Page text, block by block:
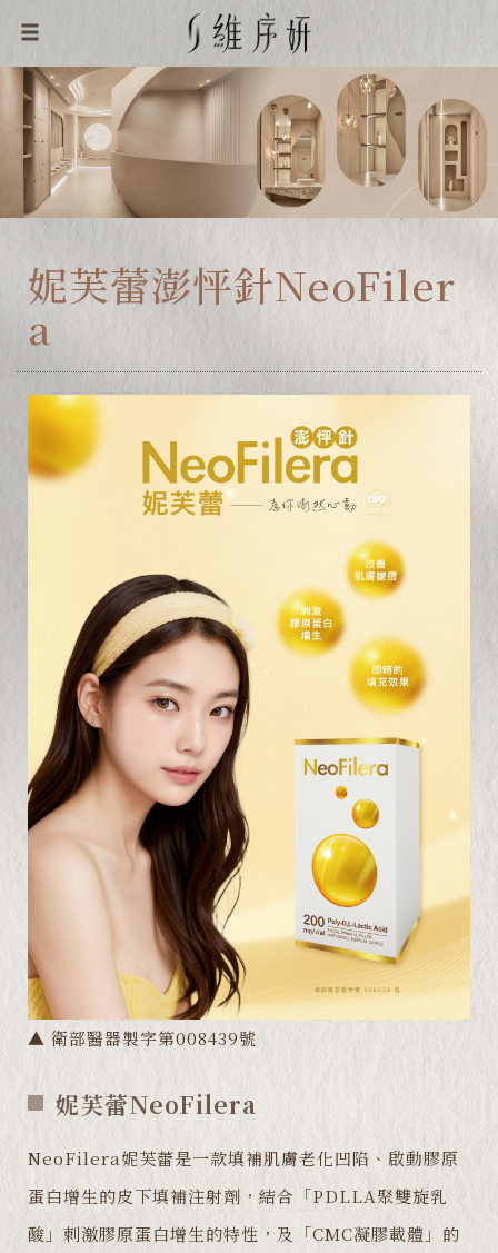
妮芙蕾澎怦針NeoFiler
a
▲ 衛部醫器製字第008439號
妮芙蕾NeoFilera
NeoFilera妮芙蕾是一款填補肌膚老化凹陷、啟動膠原
蛋白增生的皮下填補注射劑，結合「PDLLA聚雙旋乳
酸」刺激膠原蛋白增生的特性，及「CMC凝膠載體」的